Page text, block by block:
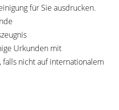
für Sie ausdrucken.
Urkunden mit
falls nicht auf internationalem